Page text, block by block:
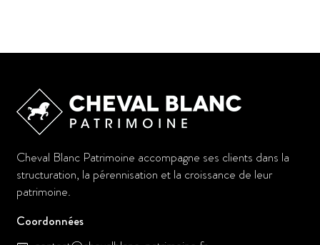
Cheval Blanc Patrimoine accompagne ses clients dans la
structuration, la pérennisation et la croissance de leur
patrimoine.
Coordonnées